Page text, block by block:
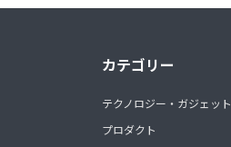
カテゴリー
テクノロジー・ガジェット
プロダクト